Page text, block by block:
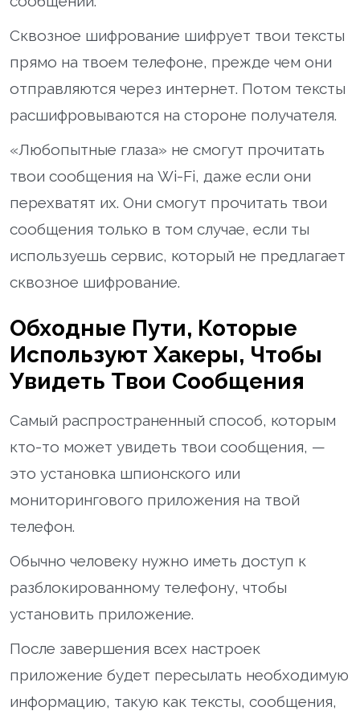
Сквозное шифрование шифрует твои тексты
прямо на твоем телефоне, прежде чем они
отправляются через интернет. Потом тексты
расшифровываются на стороне получателя.
«Любопытные глаза» не смогут прочитать
твои сообщения на Wi-Fi, даже если они
перехватят их. Они смогут прочитать твои
сообщения только в том случае, если ты
используешь сервис, который не предлагает
сквозное шифрование.
Обходные Пути, Которые
Используют Хакеры, Чтобы
Увидеть Твои Сообщения
Самый распространенный способ, которым
кто-то может увидеть твои сообщения, —
это установка шпионского или
мониторингового приложения на твой
телефон.
Обычно человеку нужно иметь доступ к
разблокированному телефону, чтобы
установить приложение.
После завершения всех настроек
приложение будет пересылать необходимую
информацию, такую как тексты, сообщения,